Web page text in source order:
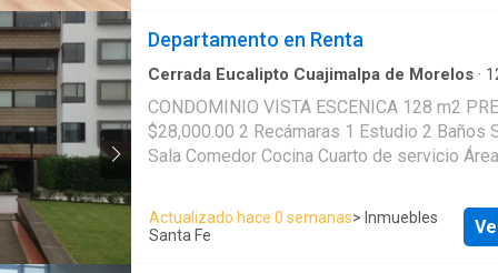
distinción, comodidad y una
El diseño, distribución,
amueblado y dimensiones
pueden variar según el
modelo y metraje del
Departamento en Renta
Cerrada Eucalipto Cuajimalpa de Morelos ·
Jardín·Gimnasio
CONDOMINIO VISTA ESCENICA 128 m2 PRECIO RENTA:
$28,000.00 2 Recámaras 1 Estudio 2 Baños Sala de TV
Sala Comedor Cocina Cuarto de servicio Área de
de seguridad Vigilancia las 24 horas.
Actualizado hace 0 semanas> Inmuebles
Santa Fe